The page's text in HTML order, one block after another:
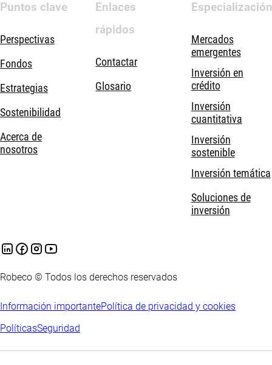
Puntos clave
Perspectivas
Fondos
Estrategias
Sostenibilidad
Acerca de
nosotros
Enlaces
rápidos
Contactar
Glosario
Especialización
Mercados
emergentes
Inversión en
crédito
Inversión
cuantitativa
Inversión
sostenible
Inversión temática
Soluciones de
inversión
Robeco © Todos los derechos reservados
Información importantePolítica de privacidad y cookies
PolíticasSeguridad